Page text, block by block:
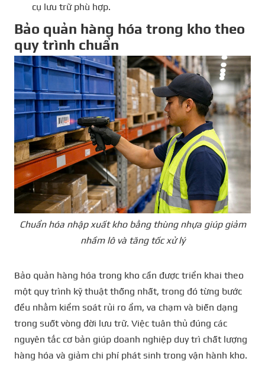
cụ lưu trữ phù hợp.
Bảo quản hàng hóa trong kho theo
quy trình chuẩn
Chuẩn hóa nhập xuất kho bằng thùng nhựa giúp giảm
nhầm lô và tăng tốc xử lý
Bảo quản hàng hóa trong kho cần được triển khai theo
một quy trình kỹ thuật thống nhất, trong đó từng bước
đều nhằm kiểm soát rủi ro ẩm, va chạm và biến dạng
trong suốt vòng đời lưu trữ. Việc tuân thủ đúng các
nguyên tắc cơ bản giúp doanh nghiệp duy trì chất lượng
hàng hóa và giảm chi phí phát sinh trong vận hành kho.